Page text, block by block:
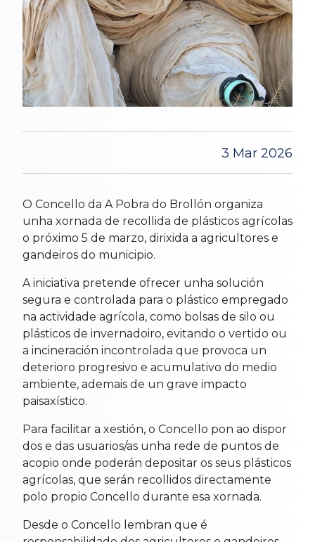
3 Mar 2026
O Concello da A Pobra do Brollón organiza
unha xornada de recollida de plásticos agrícolas
o próximo 5 de marzo, dirixida a agricultores e
gandeiros do municipio.
A iniciativa pretende ofrecer unha solución
segura e controlada para o plástico empregado
na actividade agrícola, como bolsas de silo ou
plásticos de invernadoiro, evitando o vertido ou
a incineración incontrolada que provoca un
deterioro progresivo e acumulativo do medio
ambiente, ademais de un grave impacto
paisaxístico.
Para facilitar a xestión, o Concello pon ao dispor
dos e das usuarios/as unha rede de puntos de
acopio onde poderán depositar os seus plásticos
agrícolas, que serán recollidos directamente
polo propio Concello durante esa xornada.
Desde o Concello lembran que é